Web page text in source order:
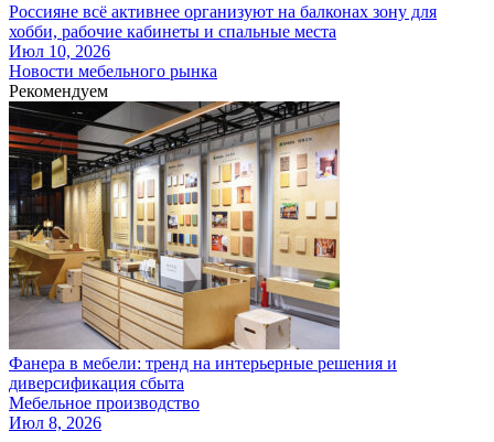
Россияне всё активнее организуют на балконах зону для
хобби, рабочие кабинеты и спальные места
Июл 10, 2026
Новости мебельного рынка
Рекомендуем
Фанера в мебели: тренд на интерьерные решения и
диверсификация сбыта
Мебельное производство
Июл 8, 2026